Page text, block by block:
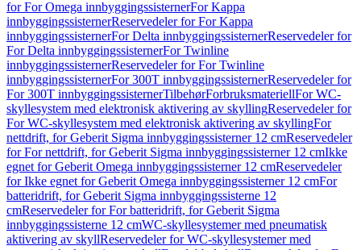
for For Omega innbyggingssisternerFor Kappa
innbyggingssisternerReservedeler for For Kappa
innbyggingssisternerFor Delta innbyggingssisternerReservedeler for
For Delta innbyggingssisternerFor Twinline
innbyggingssisternerReservedeler for For Twinline
innbyggingssisternerFor 300T innbyggingssisternerReservedeler for
For 300T innbyggingssisternerTilbehørForbruksmateriellFor WC-
skyllesystem med elektronisk aktivering av skyllingReservedeler for
For WC-skyllesystem med elektronisk aktivering av skyllingFor
nettdrift, for Geberit Sigma innbyggingssisterner 12 cmReservedeler
for For nettdrift, for Geberit Sigma innbyggingssisterner 12 cmIkke
egnet for Geberit Omega innbyggingssisterner 12 cmReservedeler
for Ikke egnet for Geberit Omega innbyggingssisterner 12 cmFor
batteridrift, for Geberit Sigma innbyggingssisterne 12
cmReservedeler for For batteridrift, for Geberit Sigma
innbyggingssisterne 12 cmWC-skyllesystemer med pneumatisk
aktivering av skyllReservedeler for WC-skyllesystemer med